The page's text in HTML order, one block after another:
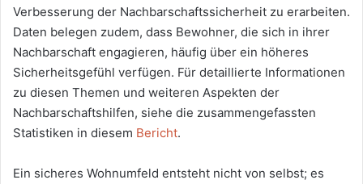
Verbesserung der Nachbarschaftssicherheit zu erarbeiten.
Daten belegen zudem, dass Bewohner, die sich in ihrer
Nachbarschaft engagieren, häufig über ein höheres
Sicherheitsgefühl verfügen. Für detaillierte Informationen
zu diesen Themen und weiteren Aspekten der
Nachbarschaftshilfen, siehe die zusammengefassten
Statistiken in diesem Bericht.
Ein sicheres Wohnumfeld entsteht nicht von selbst; es